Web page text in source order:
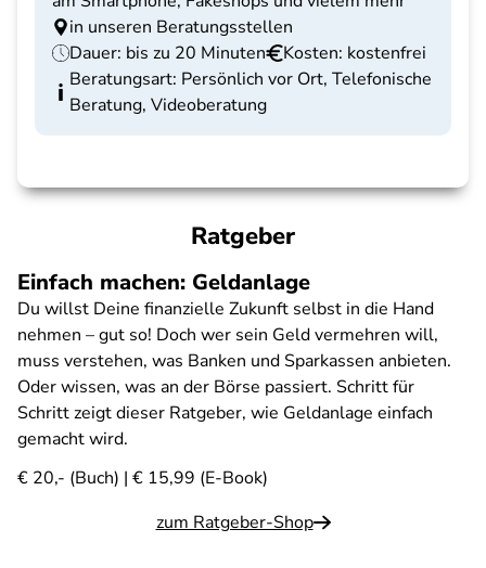
in unseren Beratungsstellen
Dauer: bis zu 20 Minuten
Kosten: kostenfrei
Beratungsart: Persönlich vor Ort, Telefonische
Beratung, Videoberatung
Ratgeber
Einfach machen: Geldanlage
Du willst Deine finanzielle Zukunft selbst in die Hand
nehmen – gut so! Doch wer sein Geld vermehren will,
muss verstehen, was Banken und Sparkassen anbieten.
Oder wissen, was an der Börse passiert. Schritt für
Schritt zeigt dieser Ratgeber, wie Geldanlage einfach
gemacht wird.
€ 20,- (Buch) | € 15,99 (E-Book)
zum Ratgeber-Shop